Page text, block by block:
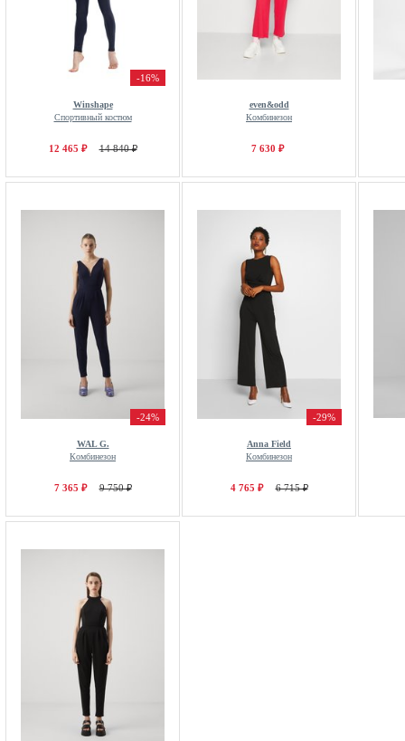
-16%
Winshape
Спортивный костюм
12 465 ₽ 14 840 ₽
even&odd
Комбинезон
7 630 ₽
-24%
WAL G.
Комбинезон
7 365 ₽ 9 750 ₽
-29%
Anna Field
Комбинезон
4 765 ₽ 6 715 ₽